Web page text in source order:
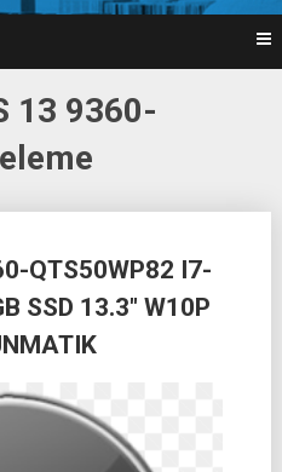
13 9360-
QTS50WP82 I7-
SSD 13.3″ W10P